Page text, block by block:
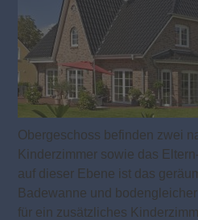
Obergeschoss befinden zwei
Kinderzimmer sowie das
auf dieser Ebene ist das
Badewanne und
für ein zusätzliches